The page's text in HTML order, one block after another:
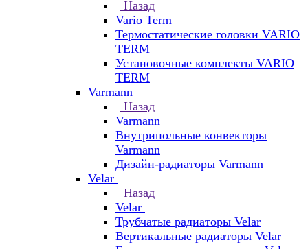
Назад
Vario Term
Термостатические головки VARIO
TERM
Установочные комплекты VARIO
TERM
Varmann
Назад
Varmann
Внутрипольные конвекторы
Varmann
Дизайн-радиаторы Varmann
Velar
Назад
Velar
Трубчатые радиаторы Velar
Вертикальные радиаторы Velar